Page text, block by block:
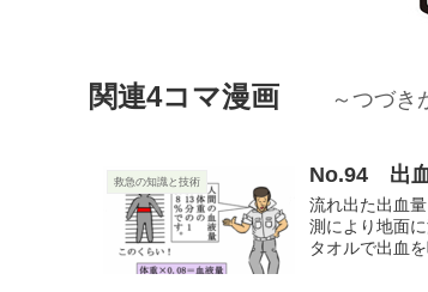
関連4コマ漫画 ～つづき
救急の知識と技術 No.94 出
流れ出た出血
測により地面
タオルで出血